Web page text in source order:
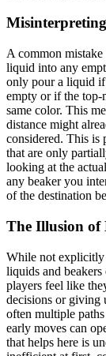
A common
liquid into any
only pour a liquid if
empty or if the top-
same color. This
distance might
considered. This is
that are only
looking at the
any beaker you
of the destination
The Illusion of
While not explicitly
liquids and
players feel like
decisions or giving
often multiple
early moves can
that helps here is